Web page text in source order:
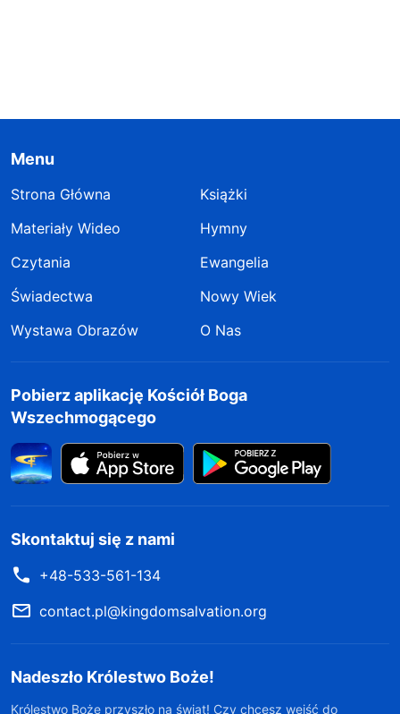
Menu
Strona Główna
Książki
Materiały Wideo
Hymny
Czytania
Ewangelia
Świadectwa
Nowy Wiek
Wystawa Obrazów
O Nas
Pobierz aplikację Kościół Boga
Wszechmogącego
Skontaktuj się z nami
+48-533-561-134
contact.pl@kingdomsalvation.org
Nadeszło Królestwo Boże!
Królestwo Boże przyszło na świat! Czy chcesz wejść do